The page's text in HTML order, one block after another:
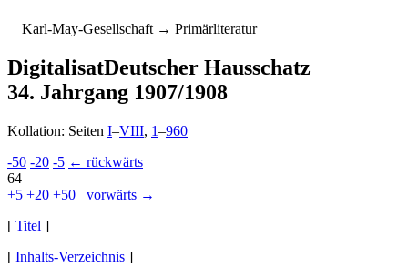
Karl-May-Gesellschaft → Primärliteratur
DigitalisatDeutscher Hausschatz
34. Jahrgang 1907/1908
Kollation: Seiten I–VIII, 1–960
-50 -20 -5 ← rückwärts
64
+5 +20 +50
vorwärts →
[ Titel ]
[ Inhalts-Verzeichnis ]